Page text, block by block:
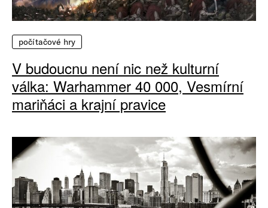
počítačové hry
V budoucnu není nic než kulturní
válka: Warhammer 40 000, Vesmírní
mariňáci a krajní pravice